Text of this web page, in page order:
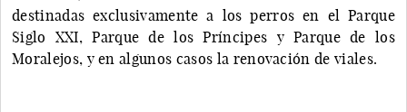
destinadas exclusivamente a los perros en el Parque
Siglo XXI, Parque de los Príncipes y Parque de los
Moralejos, y en algunos casos la renovación de viales.